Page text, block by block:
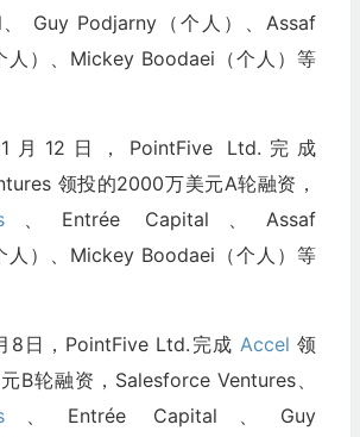
Guy Podjarny（个人）、Assaf
人）、Mickey Boodaei（个人）等
月12日，PointFive Ltd.完成
领投的2000万美元A轮融资，
、Entrée Capital、Assaf
人）、Mickey Boodaei（个人）等
8日，PointFive Ltd.完成 Accel 领
B轮融资，Salesforce Ventures、
、Entrée Capital、Guy